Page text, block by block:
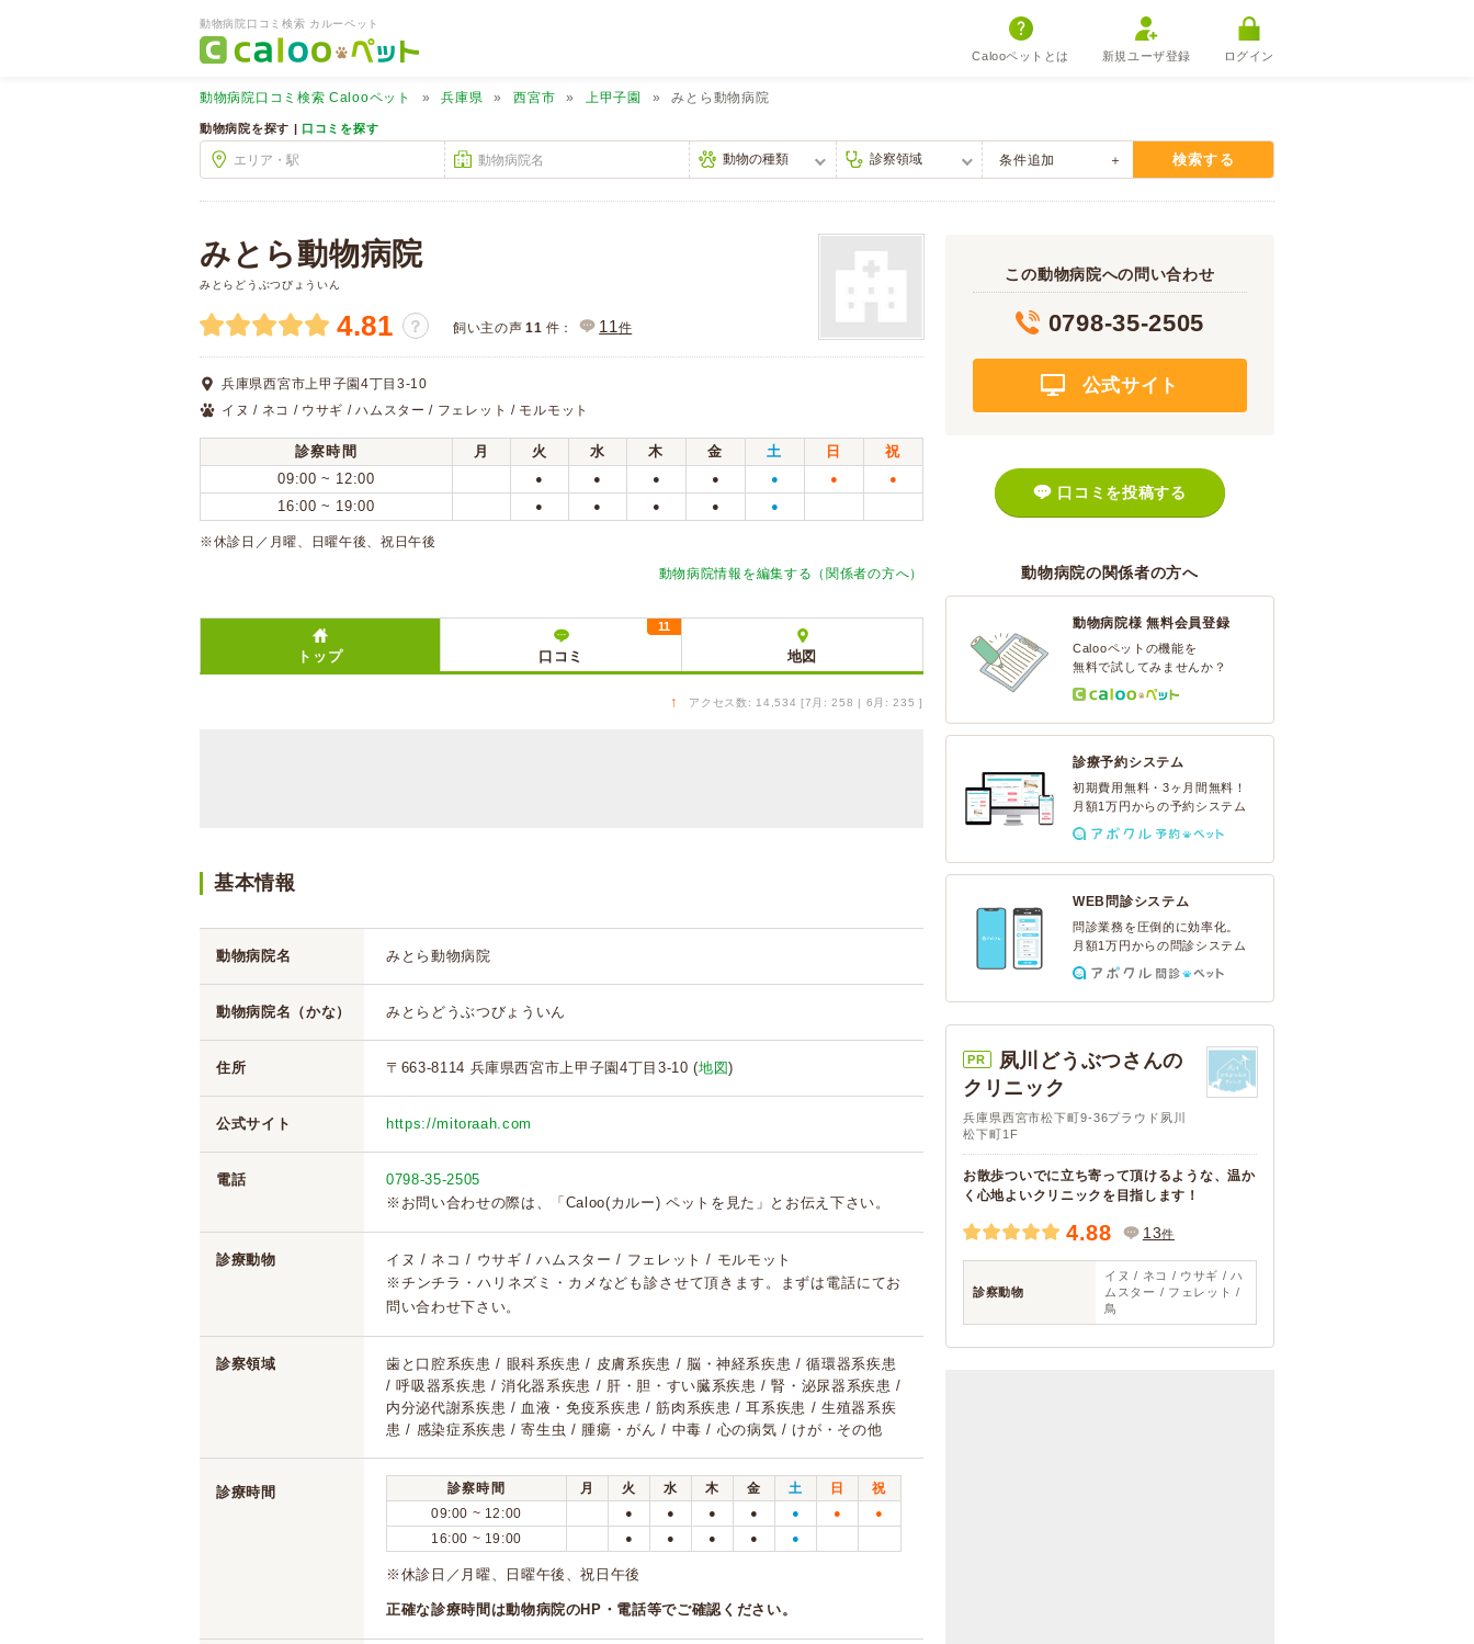
動物病院口コミ検索 カルーペット
Calooペットとは 新規ユーザ登録 ログイン
動物病院口コミ検索 Calooペット 兵庫県 西宮市 上甲子園 みとら動物病院
動物病院を探す | 口コミを探す
条件追加 検索する
みとら動物病院
みとらどうぶつびょういん
4.81 ？ 飼い主の声 11 件： 11件
兵庫県西宮市上甲子園4丁目3-10
イヌ / ネコ / ウサギ / ハムスター / フェレット / モルモット
診察時間 月 火 水 木 金 土 日
祝
09:00 ~ 12:00
● ● ● ● ● ● ●
16:00 ~ 19:00 ● ● ● ● ●
※休診日／月曜、日曜午後、祝日午後
動物病院情報を編集する（関係者の方へ）
トップ 口コミ
11
地図
↑ アクセス数: 14,534 [7月: 258 | 6月: 235 ]
基本情報
動物病院名 みとら動物病院
動物病院名（かな） みとらどうぶつびょういん
住所 〒663-8114 兵庫県西宮市上甲子園4丁目3-10 (地図)
公式サイト https://mitoraah.com
電話
0798-35-2505
※お問い合わせの際は、「Caloo(カルー) ペットを見た」とお伝え下さい。
診療動物
イヌ / ネコ / ウサギ / ハムスター / フェレット / モルモット
※チンチラ・ハリネズミ・カメなども診させて頂きます。まずは電話にてお
問い合わせ下さい。
診察領域
歯と口腔系疾患 / 眼科系疾患 / 皮膚系疾患 / 脳・神経系疾患 / 循環器系疾患
/ 呼吸器系疾患 / 消化器系疾患 / 肝・胆・すい臓系疾患 / 腎・泌尿器系疾患 /
内分泌代謝系疾患 / 血液・免疫系疾患 / 筋肉系疾患 / 耳系疾患 / 生殖器系疾
患 / 感染症系疾患 / 寄生虫 / 腫瘍・がん / 中毒 / 心の病気 / けが・その他
診療時間 診察時間 月 火 水 木 金 土 日
祝
09:00 ~ 12:00
● ● ● ● ● ● ●
16:00 ~ 19:00 ● ● ● ● ●
※休診日／月曜、日曜午後、祝日午後
正確な診療時間は動物病院のHP・電話等でご確認ください。
この動物病院への問い合わせ
0798-35-2505
公式サイト
口コミを投稿する
動物病院の関係者の方へ
動物病院様 無料会員登録
Calooペットの機能を
無料で試してみませんか？
診療予約システム
初期費用無料・3ヶ月間無料！
月額1万円からの予約システム
WEB問診システム
問診業務を圧倒的に効率化。
月額1万円からの問診システム
PR
夙川どうぶつさんの
クリニック
兵庫県西宮市松下町9-36プラウド夙川
松下町1F
お散歩ついでに立ち寄って頂けるような、温か
く心地よいクリニックを目指します！
4.88 13件
診察動物
イヌ / ネコ / ウサギ / ハ
ムスター / フェレット /
鳥